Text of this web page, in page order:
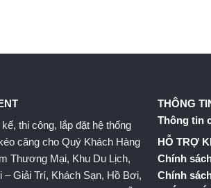
thi công, lắp đặt hệ thống
căng cho Quý Khách Hàng
Thương Mại, Khu Du Lịch,
– Giải Trí, Khách Sạn, Hồ Bơi,
THÔNG
Thông tin
HỖ TRỢ
Chính
Chính